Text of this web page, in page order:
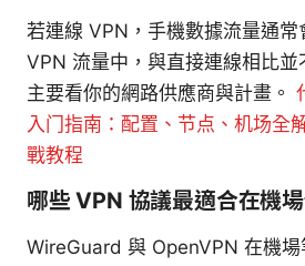
若連線 VPN，手機數據流量通常
VPN 流量中，與直接連線相比並
主要看你的網路供應商與計畫。
入门指南：配置、节点、机场全
戰教程
哪些 VPN 協議最適合在機
WireGuard 與 OpenVPN 在機